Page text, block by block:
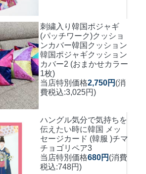
刺繍入り韓国ポジャギ
(パッチワーク)クッショ
ンカバー韓国クッション
韓国ポジャギクッション
カバー2 (おまかせカラー
1枚)
当店特別価格2,750円 (消
費税込:3,025円)
ハングル気分で気持ちを
伝えたい時に韓国 メッ
セージカード (韓服 )チマ
チョゴリペア3
当店特別価格680円 (消費
税込:748円)